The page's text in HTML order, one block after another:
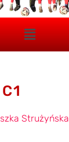
Strużyńska